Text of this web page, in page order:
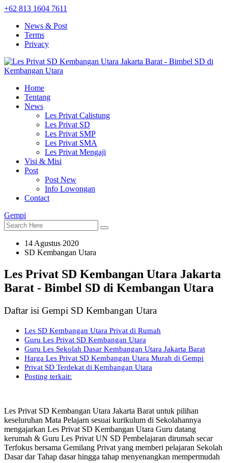
+62 813 1604 7611
News & Post
Terms
Privacy
Home
Tentang
News
Les Privat Calistung
Les Privat SD
Les Privat SMP
Les Privat SMA
Les Privat Mengaji
Visi & Misi
Post
Post New
Info Lowongan
Contact
Gempi
14 Agustus 2020
SD Kembangan Utara
Les Privat SD Kembangan Utara Jakarta
Barat - Bimbel SD di Kembangan Utara
Daftar isi Gempi SD Kembangan Utara
Les SD Kembangan Utara Privat di Rumah
Guru Les Privat SD Kembangan Utara
Guru Les Sekolah Dasar Kembangan Utara Jakarta Barat
Harga Les Privat SD Kembangan Utara Murah di Gempi
Privat SD Terdekat di Kembangan Utara
Posting terkait:
Les Privat SD Kembangan Utara Jakarta Barat untuk pilihan
keseluruhan Mata Pelajarn sesuai kurikulum di Sekolahannya
mengajarkan Les Privat SD Kembangan Utara Guru datang
kerumah & Guru Les Privat UN SD Pembelajaran dirumah secar
Terfokus bersama Gemilang Privat yang memberi pelajaran Sekolah
Dasar dar Tahap dasar hingga tahap menyenangkan mempermudah